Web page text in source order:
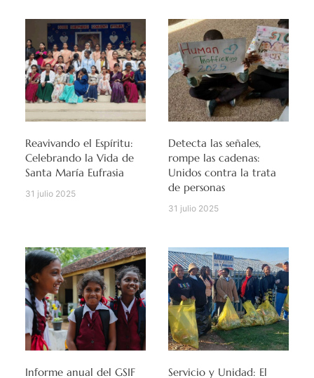
Reavivando el Espíritu:
Celebrando la Vida de
Santa María Eufrasia
31 julio 2025
Detecta las señales,
rompe las cadenas:
Unidos contra la trata
de personas
31 julio 2025
Informe anual del GSIF
Servicio y Unidad: El